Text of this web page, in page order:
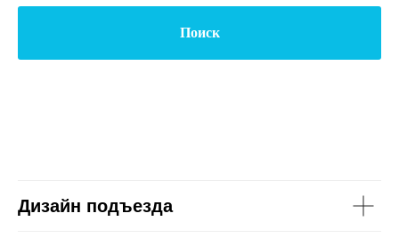
Поиск
Дизайн подъезда